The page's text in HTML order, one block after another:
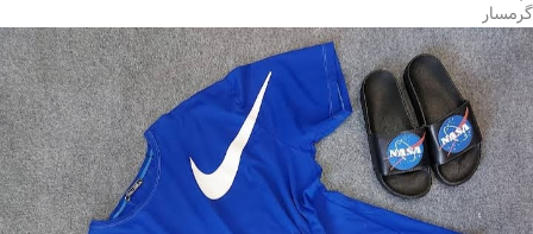
گرمسار